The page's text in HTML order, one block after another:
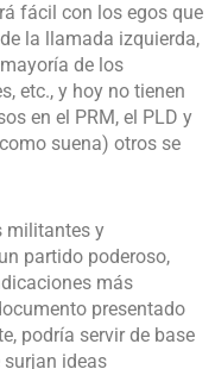
fácil con los egos que
la llamada izquierda,
de los
etc., y hoy no tienen
en el PRM, el PLD y
suena) otros se
militantes y
partido poderoso,
más
presentado
podría servir de base
ideas